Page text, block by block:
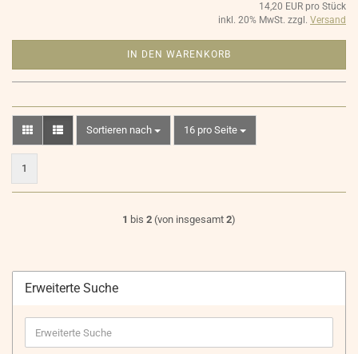
14,20 EUR pro Stück
inkl. 20% MwSt. zzgl. Versand
IN DEN WARENKORB
Sortieren nach
Sortieren nach 16 pro Seite
pro Seite
1
1 bis 2 (von insgesamt 2)
Erweiterte Suche
Suche